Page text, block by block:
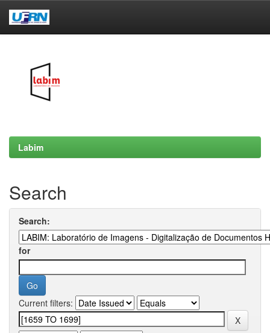
Labim
Search
Search:
for
Current filters: